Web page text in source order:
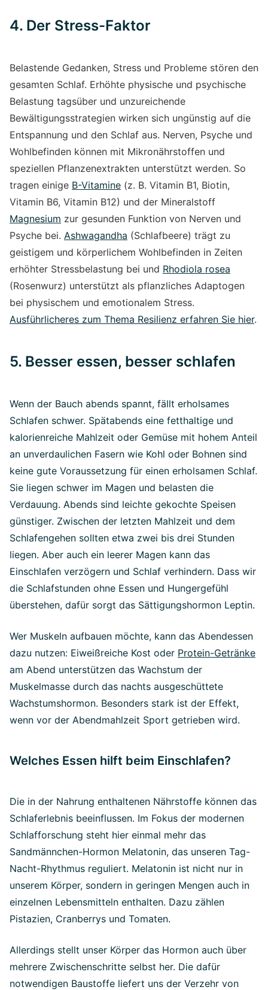
4. Der Stress-Faktor
Belastende Gedanken, Stress und Probleme stören den
gesamten Schlaf. Erhöhte physische und psychische
Belastung tagsüber und unzureichende
Bewältigungsstrategien wirken sich ungünstig auf die
Entspannung und den Schlaf aus. Nerven, Psyche und
Wohlbefinden können mit Mikronährstoffen und
speziellen Pflanzenextrakten unterstützt werden. So
tragen einige B-Vitamine (z. B. Vitamin B1, Biotin,
Vitamin B6, Vitamin B12) und der Mineralstoff
Magnesium zur gesunden Funktion von Nerven und
Psyche bei. Ashwagandha (Schlafbeere) trägt zu
geistigem und körperlichem Wohlbefinden in Zeiten
erhöhter Stressbelastung bei und Rhodiola rosea
(Rosenwurz) unterstützt als pflanzliches Adaptogen
bei physischem und emotionalem Stress.
Ausführlicheres zum Thema Resilienz erfahren Sie hier.
5. Besser essen, besser schlafen
Wenn der Bauch abends spannt, fällt erholsames
Schlafen schwer. Spätabends eine fetthaltige und
kalorienreiche Mahlzeit oder Gemüse mit hohem Anteil
an unverdaulichen Fasern wie Kohl oder Bohnen sind
keine gute Voraussetzung für einen erholsamen Schlaf.
Sie liegen schwer im Magen und belasten die
Verdauung. Abends sind leichte gekochte Speisen
günstiger. Zwischen der letzten Mahlzeit und dem
Schlafengehen sollten etwa zwei bis drei Stunden
liegen. Aber auch ein leerer Magen kann das
Einschlafen verzögern und Schlaf verhindern. Dass wir
die Schlafstunden ohne Essen und Hungergefühl
überstehen, dafür sorgt das Sättigungshormon Leptin.
Wer Muskeln aufbauen möchte, kann das Abendessen
dazu nutzen: Eiweißreiche Kost oder Protein-Getränke
am Abend unterstützen das Wachstum der
Muskelmasse durch das nachts ausgeschüttete
Wachstumshormon. Besonders stark ist der Effekt,
wenn vor der Abendmahlzeit Sport getrieben wird.
Welches Essen hilft beim Einschlafen?
Die in der Nahrung enthaltenen Nährstoffe können das
Schlaferlebnis beeinflussen. Im Fokus der modernen
Schlafforschung steht hier einmal mehr das
Sandmännchen-Hormon Melatonin, das unseren Tag-
Nacht-Rhythmus reguliert. Melatonin ist nicht nur in
unserem Körper, sondern in geringen Mengen auch in
einzelnen Lebensmitteln enthalten. Dazu zählen
Pistazien, Cranberrys und Tomaten.
Allerdings stellt unser Körper das Hormon auch über
mehrere Zwischenschritte selbst her. Die dafür
notwendigen Baustoffe liefert uns der Verzehr von